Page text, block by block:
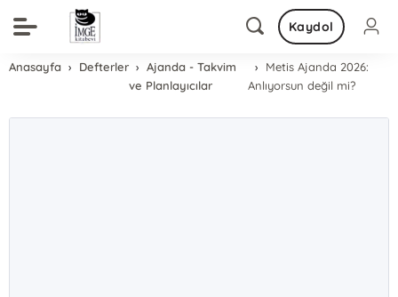
Kaydol
Anasayfa Defterler
Ajanda - Takvim
ve Planlayıcılar
Metis Ajanda 2026:
Anlıyorsun değil mi?